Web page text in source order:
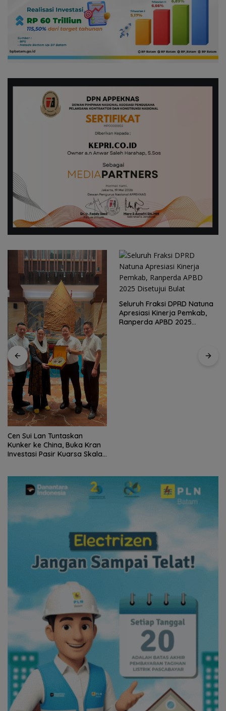
Cen Sui Lan Tuntaskan
Kunker ke China, Buka Kran
Investasi Pasir Kuarsa Skala
Seluruh Fraksi DPRD Natuna
Apresiasi Kinerja Pemkab,
Ranperda APBD 2025